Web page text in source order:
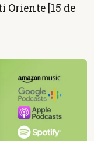
Oriente [15 de